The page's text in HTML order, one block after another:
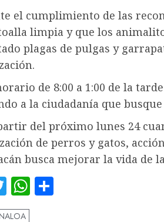
el cumplimiento de las
limpia y que los
plagas de pulgas y
de 8:00 a 1:00 de la
a la ciudadanía que
del próximo lunes 24
de perros y gatos,
busca mejorar la vida de
TwitterWhatsApp